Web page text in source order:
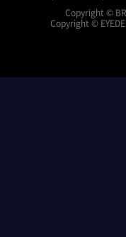
Copyright ©
Copyright ©